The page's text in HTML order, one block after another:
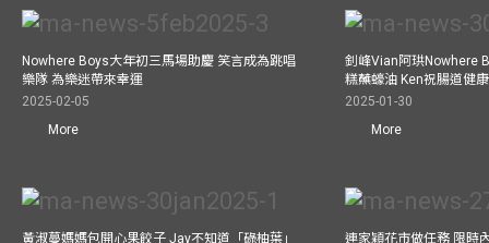
Nowhere Boys大年初三馬場助慶 笑言成為跳唱
樂隊 為樂迷帶來幸運
2025-02-05
More
釗峰Vian阿珙Nowhere
糕蘸蠔油 Ken祝腸道健康
2025-01-30
More
黃淑蔓媽媽包開心果餃子 Jay不知道「碌柚葉」
連家穎花市做任務 限時